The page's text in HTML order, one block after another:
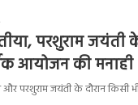
परशुराम जयंती
आयोजन की मनाही
और परशुराम जयंती के दौरान किसी